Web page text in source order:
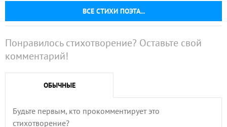
ВСЕ СТИХИ ПОЭТА...
Понравилось стихотворение? Оставьте свой
комментарий!
ОБЫЧНЫЕ
Будьте первым, кто прокомментирует это
стихотворение?